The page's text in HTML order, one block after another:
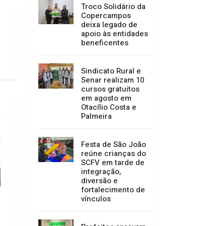
Troco Solidário da
Copercampos
deixa legado de
apoio às entidades
beneficentes
Sindicato Rural e
Senar realizam 10
cursos gratuitos
em agosto em
Otacílio Costa e
Palmeira
Festa de São João
reúne crianças do
SCFV em tarde de
integração,
diversão e
fortalecimento de
vínculos